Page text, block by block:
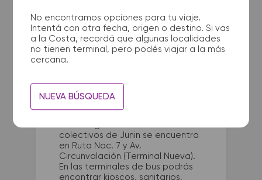
No encontramos opciones para tu viaje.
Intentá con otra fecha, origen o destino. Si vas
a la Costa, recordá que algunas localidades
no tienen terminal, pero podés viajar a la más
cercana.
NUEVA BÚSQUEDA
¿Dónde quedan las
terminales de micro de San
Bernardo a Junin?
La terminal de ómnibus de San
colectivos de Junin se encuentra
en Ruta Nac. 7 y Av.
Circunvalación (Terminal Nueva).
En las terminales de bus podrás
encontrar kioscos, sanitarios,